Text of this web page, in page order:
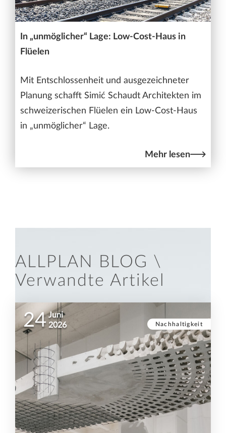
In „unmöglicher“ Lage: Low-Cost-Haus in
Flüelen
Mit Entschlossenheit und ausgezeichneter
Planung schafft Simić Schaudt Architekten im
schweizerischen Flüelen ein Low-Cost-Haus
in „unmöglicher“ Lage.
Mehr lesen
ALLPLAN BLOG \
Verwandte Artikel
Nachhaltigkeit
24 Juni
2026